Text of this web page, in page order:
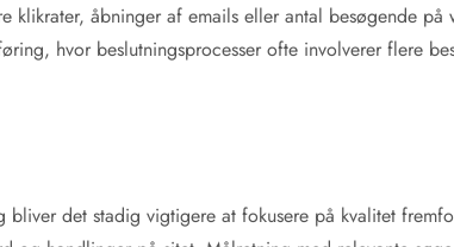
klikrater, åbninger af emails eller antal besøgende
hvor beslutningsprocesser ofte involverer flere
det stadig vigtigere at fokusere på kvalitet